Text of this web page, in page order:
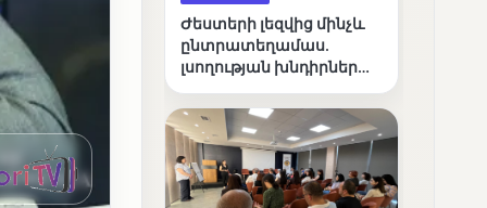
Ժեստերի լեզվից մինչև
ընտրատեղամաս.
լսողության խնդիրներ
ճանապարհը